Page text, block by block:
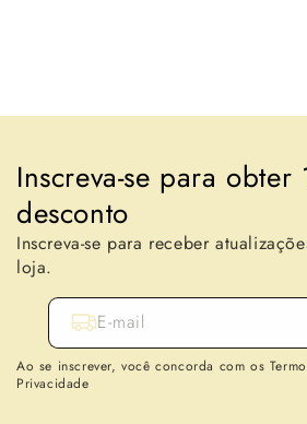
Inscreva-se para obter
desconto
Inscreva-se para receber
loja.
E-mail
Ao se inscrever, você concorda com os
Privacidade